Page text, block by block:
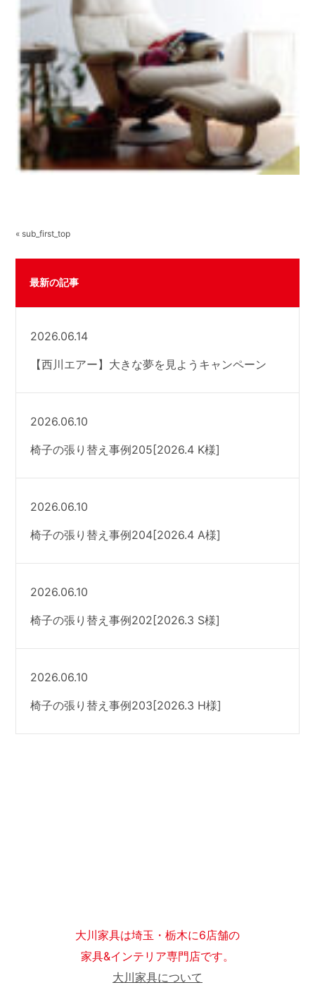
« sub_first_top
最新の記事
2026.06.14
【西川エアー】大きな夢を見ようキャンペーン
2026.06.10
椅子の張り替え事例205[2026.4 K様]
2026.06.10
椅子の張り替え事例204[2026.4 A様]
2026.06.10
椅子の張り替え事例202[2026.3 S様]
2026.06.10
椅子の張り替え事例203[2026.3 H様]
大川家具は埼玉・栃木に6店舗の
家具&インテリア専門店です。
大川家具について